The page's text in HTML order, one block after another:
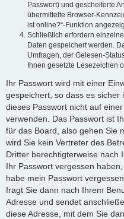
Passwort) und gescheiterte
übermittelte Browser-
ist online?“-Funktion
Schließlich erfordern
Daten gespeichert werden.
Umfragen, der Gelesen-
Ihnen gesetzte Lesezeichen
Ihr Passwort wird mit einer
gespeichert, so dass es sicher
dieses Passwort nicht auf
verwenden. Das Passwort ist
für das Board, also gehen Sie
wird Sie kein Vertreter des
Dritter berechtigterweise nach
Ihr Passwort vergessen
habe mein Passwort
fragt Sie dann nach Ihrem
Adresse und sendet
diese Adresse, mit dem Sie